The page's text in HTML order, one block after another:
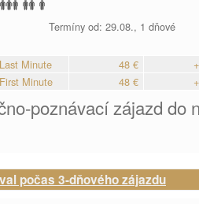
Termíny od: 29.08., 1 dňové
Last Minute 48 €
First Minute 48 €
poznávací zájazd do
počas 3-dňového zájazdu